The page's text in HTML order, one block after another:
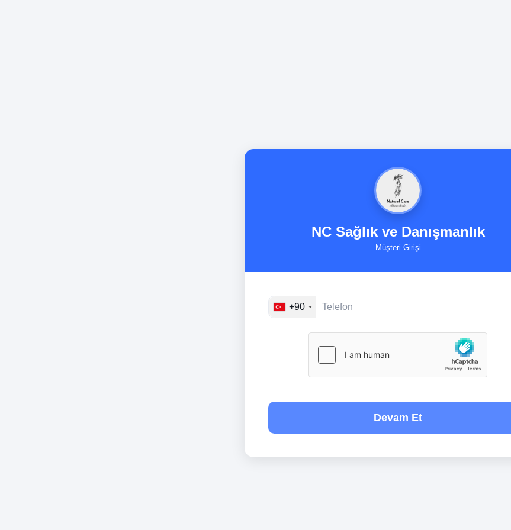
NC Sağlık ve Danışmanlık
Müşteri Girişi
+90
Devam Et